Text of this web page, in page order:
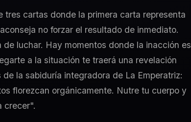
cartas donde la primera carta representa
no forzar el resultado de inmediato.
luchar. Hay momentos donde la inacción es
a la situación te traerá una revelación
la sabiduría integradora de La Emperatriz:
florezcan orgánicamente. Nutre tu cuerpo y
crecer".